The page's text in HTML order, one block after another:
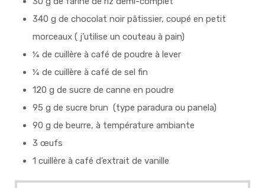
340 g de chocolat noir pâtissier, coupé en petit
morceaux ( j’utilise un couteau à pain)
¼ de cuillère à café de poudre à lever
¼ de cuillère à café de sel fin
120 g de sucre de canne en poudre
95 g de sucre brun (type paradura ou panela)
90 g de beurre, à température ambiante
3 œufs
1 cuillère à café d’extrait de vanille